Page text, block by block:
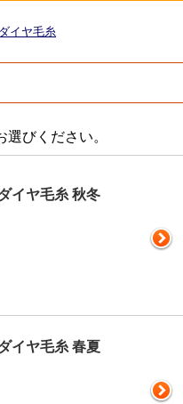
ダイヤ毛糸
びください。
イヤ毛糸 秋冬
イヤ毛糸 春夏